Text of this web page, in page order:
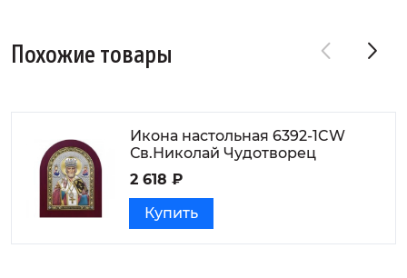
Похожие товары
Икона настольная 6392-1CW
Св.Николай Чудотворец
2 618 ₽
Купить